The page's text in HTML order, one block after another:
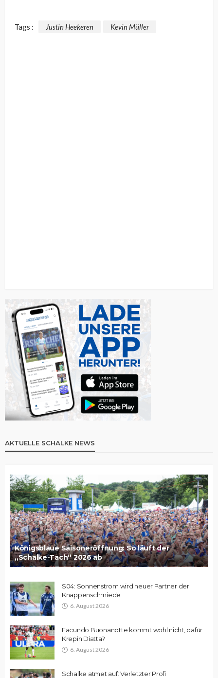
Tags : Justin Heekeren Kevin Müller
AKTUELLE SCHALKE NEWS
Königsblaue Saisoneröffnung: So läuft der
„Schalke-Tach“ 2026 ab
S04: Sonnenstrom wird neuer Partner der
Knappenschmiede
6. August 2026
Facundo Buonanotte kommt wohl nicht, dafür
Krepin Diatta?
6. August 2026
Schalke atmet auf: Verletzter Profi